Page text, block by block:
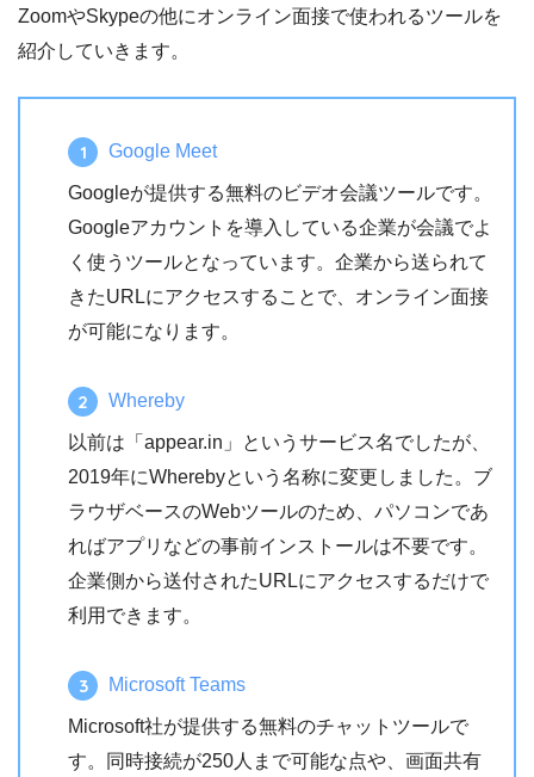
ZoomやSkypeの他にオンライン面接で使われるツールを
紹介していきます。
Google Meet
Googleが提供する無料のビデオ会議ツールです。
Googleアカウントを導入している企業が会議でよ
く使うツールとなっています。企業から送られて
きたURLにアクセスすることで、オンライン面接
が可能になります。
Whereby
以前は「appear.in」というサービス名でしたが、
2019年にWherebyという名称に変更しました。ブ
ラウザベースのWebツールのため、パソコンであ
ればアプリなどの事前インストールは不要です。
企業側から送付されたURLにアクセスするだけで
利用できます。
Microsoft Teams
Microsoft社が提供する無料のチャットツールで
す。同時接続が250人まで可能な点や、画面共有